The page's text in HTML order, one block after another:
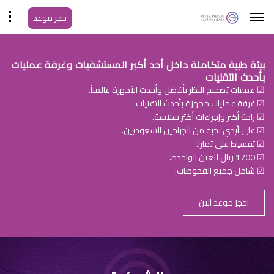
حجز موعد
بيئة طبية متكاملة داخل أحد أكبر المستشفيات وغرفة عمليات
بأحدث التقنيات
☑ عمليات تصحيح النظر بأفضل وأحدث الأجهزة عالمياً.
☑ غرفة عمليات مجهزة بأحدث التقنيات.
☑ راحة أكبر وإجراءات أكثر سلاسة.
☑ على أيدي نخبة من الجراحين السعوديين.
☑ تقسيط على تمارا.
☑ 1700 ريال للعين الواحدة.
☑ شامل جميع الفحوصات.
احجز موعد الان